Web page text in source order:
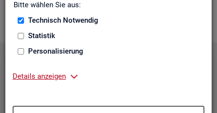
Bitte wählen Sie aus:
Technisch Notwendig
Statistik
Personalisierung
Details anzeigen
grund-In­for­ma­tio­nen zu den re­gio­na­len Glie­de­run­gen zu­sam­
men­ge­stellt.